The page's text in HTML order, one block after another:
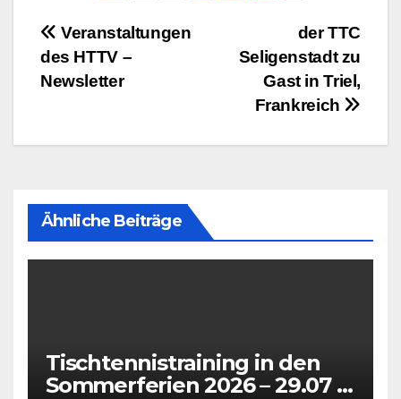
Beitragsnavigation
der TTC
Seligenstadt zu
Gast in Triel,
Frankreich
Veranstaltungen
des HTTV –
Newsletter
Ähnliche Beiträge
Tischtennistraining in den
Sommerferien 2026 – 29.07 +